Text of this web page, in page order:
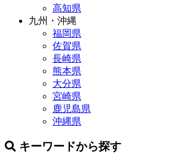
高知県
九州・沖縄
福岡県
佐賀県
長崎県
熊本県
大分県
宮崎県
鹿児島県
沖縄県
キーワードから探す